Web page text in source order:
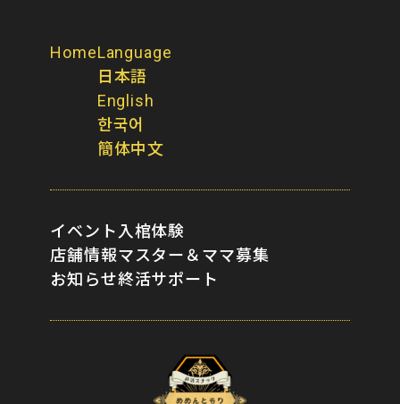
HomeLanguage
日本語
English
한국어
簡体中文
イベント
店舗情報
お知らせ
入棺体験
マスター＆ママ募集
終活サポート